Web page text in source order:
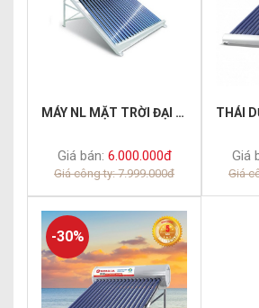
MÁY NL MẶT TRỜI ĐẠI THÀNH 160 LÍT 58-CLASSIC
Giá bán: 6.000.000đ
Giá công ty: 7.999.000đ
Giá
Giá
-30%